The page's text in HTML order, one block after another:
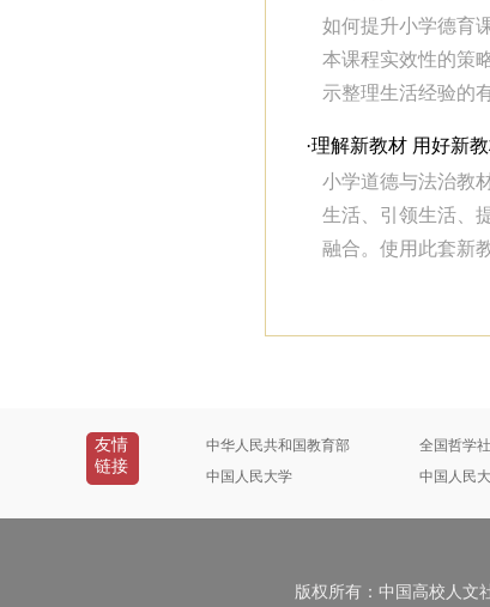
如何提升小学德育
本课程实效性的策
示整理生活经验的
·理解新教材 用好新
小学道德与法治教
生活、引领生活、
融合。使用此套新
友情
链接
中华人民共和国教育部 全国哲学
中国人民大学
中国人民
版权所有：中国高校人